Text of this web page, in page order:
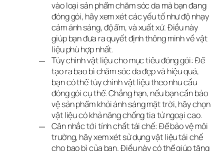
vào loại sản phẩm chăm sóc da mà bạn đang
đóng gói, hãy xem xét các yếu tố như độ nhạy
cảm ánh sáng, độ ẩm, và xuất xứ. Điều này
giúp bạn đưa ra quyết định thông minh về vật
liệu phù hợp nhất.
Tùy chỉnh vật liệu cho mục tiêu đóng gói: Để
tạo ra bao bì chăm sóc da đẹp và hiệu quả,
bạn có thể tùy chỉnh vật liệu theo nhu cầu
đóng gói cụ thể. Chẳng hạn, nếu bạn cần bảo
vệ sản phẩm khỏi ánh sáng mặt trời, hãy chọn
vật liệu có khả năng chống tia tử ngoại cao.
Cân nhắc tới tính chất tái chế: Để bảo vệ môi
trường, hãy xem xét sử dụng vật liệu tái chế
cho bao bì của bạn. Điều này có thể giúp tăng